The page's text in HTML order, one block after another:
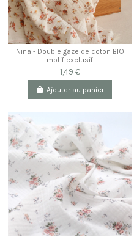
Nina - Double gaze de coton BIO
motif exclusif
1,49 €
Ajouter au panier